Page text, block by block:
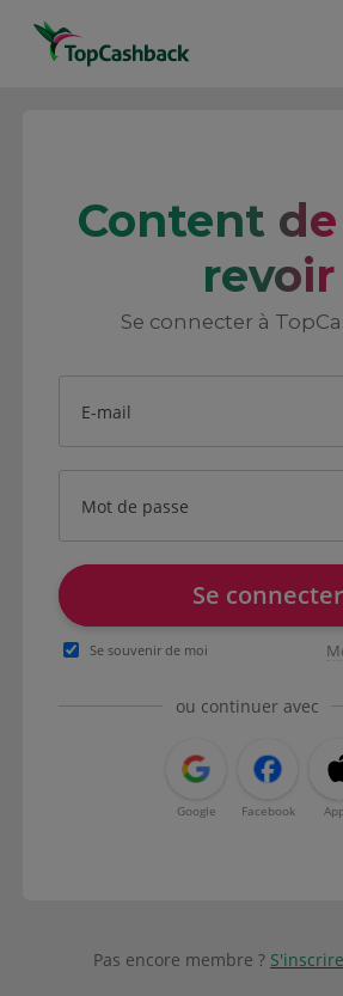
Content
revoir
Se connecter à
E-mail
Mot de passe
Se connecter
Se souvenir de moi
ou continuer avec
Google Facebook
Pas encore membre ?